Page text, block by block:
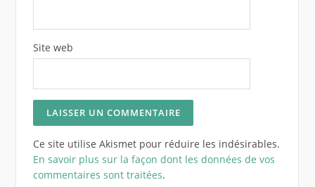
Site web
Ce site utilise Akismet pour réduire les indésirables.
En savoir plus sur la façon dont les données de vos
commentaires sont traitées.